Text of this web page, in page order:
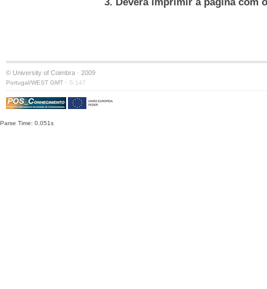
© University of Coimbra · 2009
Portugal/WEST GMT · S:147
Parse Time: 0.051s